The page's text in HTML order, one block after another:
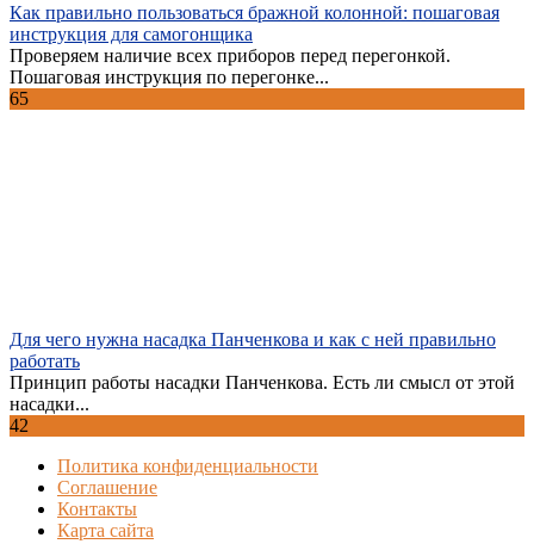
Как правильно пользоваться бражной колонной: пошаговая
инструкция для самогонщика
Проверяем наличие всех приборов перед перегонкой.
Пошаговая инструкция по перегонке...
65
Для чего нужна насадка Панченкова и как с ней правильно
работать
Принцип работы насадки Панченкова. Есть ли смысл от этой
насадки...
42
Политика конфиденциальности
Соглашение
Контакты
Карта сайта